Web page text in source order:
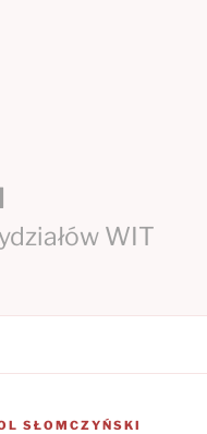
WIT
SŁOMCZYŃSKI